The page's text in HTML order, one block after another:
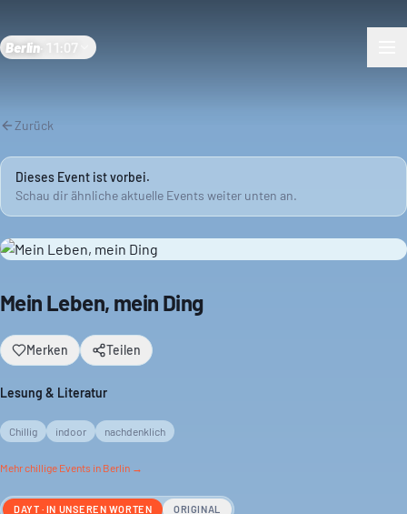
Berlin 11:07
Zurück
Dieses Event ist vorbei.
Schau dir ähnliche aktuelle Events weiter unten an.
Mein Leben, mein Ding
Merken Teilen
Lesung & Literatur
Chillig indoor nachdenklich
Mehrchillige Events in Berlin →
DAYT · IN UNSEREN WORTEN ORIGINAL